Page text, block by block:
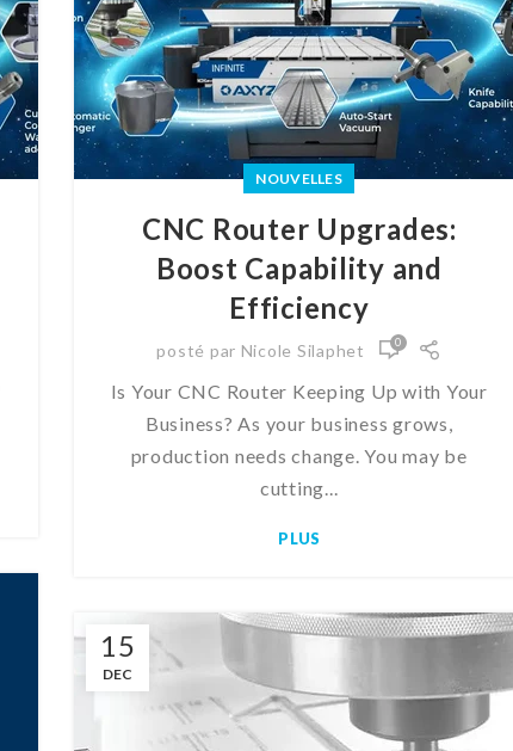
NOUVELLES
CNC Router Upgrades:
Boost Capability and
Efficiency
posté par Nicole Silaphet 0
Is Your CNC Router Keeping Up with Your
Business? As your business grows,
production needs change. You may be
cutting...
PLUS
15
DEC